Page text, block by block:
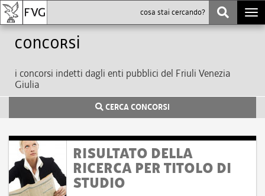
Concorsi
i concorsi indetti dagli enti pubblici del Friuli Venezia
Giulia
CERCA CONCORSI
RISULTATO DELLA
RICERCA PER TITOLO DI
STUDIO